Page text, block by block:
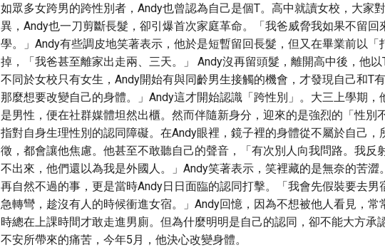
如眾多女跨男的跨性別者，Andy也曾認為自己是個T。高中就讀女校，大家
異，Andy也一刀剪斷長髮，卻引爆首次家庭革命。「我爸威脅我如果不留回
學。」Andy有些調皮地笑著表示，他於是短暫留回長髮，但又在畢業前以「
掉，「我爸甚至離家出走兩、三天。」 Andy沒再留頭髮，離開高中後，他以
不同於女校只有女生，Andy開始有與同齡男生接觸的機會，才發現自己和T
那麼想要改變自己的身體。」Andy這才開始認識「跨性別」。大三上學期，
是男性，便在社群媒體坦然出櫃。然而伴隨新身分，迎來的是強烈的「性別
指對自身生理性別的認同障礙。在Andy眼裡，鏡子裡的身體從不屬於自己，
徵，都會讓他焦慮。他甚至不敢聽自己的聲音，「有次別人向我問路。我反
不出來，他們還以為我是外國人。」Andy笑著表示，笑裡藏的是無奈的苦澀
再自然不過的事，更是當時Andy日日面臨的認同打擊。「我會先假裝要去男
急轉彎，趁沒有人的時候衝進女宿。」Andy回憶，因為不想被他人看見，常
時總在上課時間才敢走進男廁。但為什麼明明是自己的認同，卻不能大方承
不安所帶來的痛苦，今年5月，他決心改變身體。